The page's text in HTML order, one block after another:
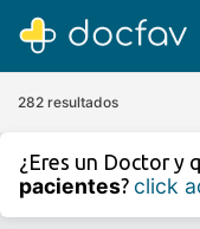
282 resultados
¿Eres un Doctor y
pacientes? click
⇧
©